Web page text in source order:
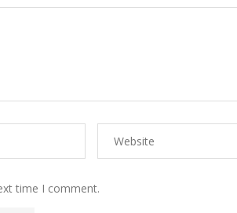
time I comment.